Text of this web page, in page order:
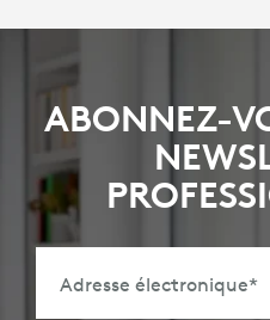
ABONNEZ-
Adresse électronique*